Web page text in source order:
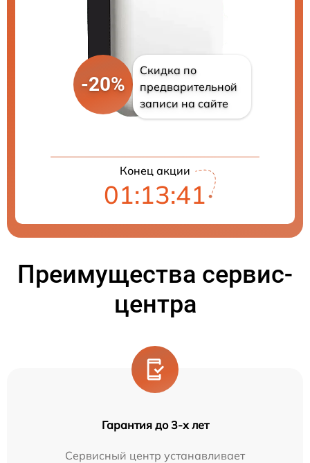
-20%
Скидка по
предварительной
записи на сайте
Конец акции
01:13:41
Преимущества сервис-
центра
Гарантия до 3-х лет
Сервисный центр устанавливает